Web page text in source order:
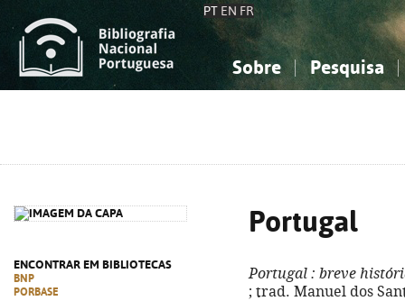
PT EN FR
Sobre Pesquisa
ENCONTRAR EM BIBLIOTECAS
BNP
PORBASE
Portugal
Portugal : breve
; trad. Manuel dos